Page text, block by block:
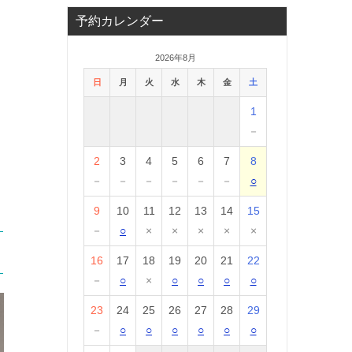
予約カレンダー
2026年8月
日 月 火 水 木 金 土
1
－
2
－
3
－
4
－
5
－
6
－
7
－
8
○
9
－
10
○
11
×
12
×
13
×
14
×
15
×
16
－
17
○
18
×
19
○
20
○
21
○
22
○
23
－
24
○
25
○
26
○
27
○
28
○
29
○